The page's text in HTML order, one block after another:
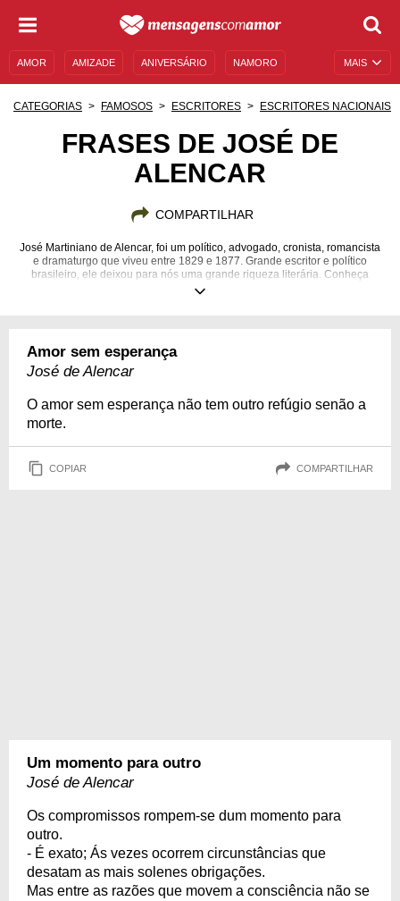
MAIS
AMOR AMIZADE ANIVERSÁRIO NAMORO
DESCULPAS
MENSAGENS DE ANIVERSÁRIO
CATEGORIAS FAMOSOS ESCRITORES ESCRITORES NACIONAIS
FRASES DE JOSÉ DE
ALENCAR
COMPARTILHAR
José Martiniano de Alencar, foi um político, advogado, cronista, romancista
e dramaturgo que viveu entre 1829 e 1877. Grande escritor e político
brasileiro, ele deixou para nós uma grande riqueza literária. Conheça
algumas de suas frases mais famosas.
Amor sem esperança
José de Alencar
O amor sem esperança não tem outro refúgio senão a
morte.
COPIAR COMPARTILHAR
Um momento para outro
José de Alencar
Os compromissos rompem-se dum momento para
outro.
- É exato; Ás vezes ocorrem circunstâncias que
desatam as mais solenes obrigações.
Mas entre as razões que movem a consciência não se